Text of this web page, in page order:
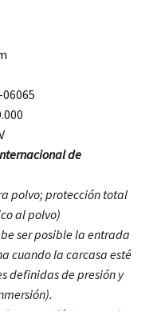
de
polvo; protección total
al polvo)
ser posible la entrada
cuando la carcasa esté
definidas de presión y